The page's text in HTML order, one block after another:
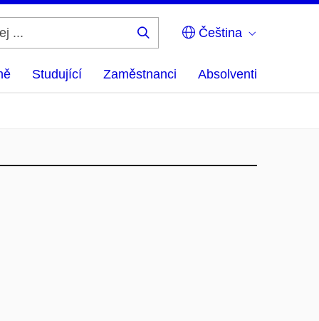
Čeština
Studující Zaměstnanci Absolventi